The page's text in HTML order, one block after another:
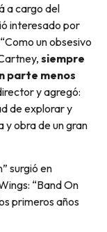
a cargo del
interesado por
un obsesivo
siempre
parte menos
y agregó:
de explorar y
y obra de un gran
surgió en
“Band On
primeros años